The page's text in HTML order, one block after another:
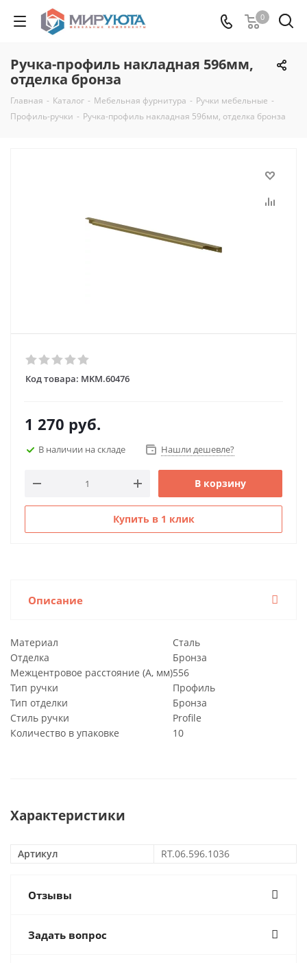
0
Ручка-профиль накладная 596мм,
отделка бронза
Главная - Каталог - Мебельная фурнитура - Ручки мебельные -
Профиль-ручки - Ручка-профиль накладная 596мм, отделка бронза
Код товара: MKM.60476
1 270 руб.
В наличии на складе Нашли дешевле?
В корзину
Купить в 1 клик
Описание
Материал
Сталь
Отделка
Бронза
Межцентровое расстояние (A, мм)556
Тип ручки
Профиль
Тип отделки
Бронза
Стиль ручки
Profile
Количество в упаковке
10
Характеристики
Артикул RT.06.596.1036
Отзывы
Задать вопрос